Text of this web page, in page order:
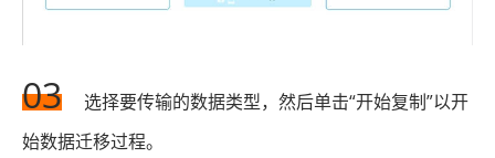
03
选择要传输的数据类型，然后单击“开始复制”以开
始数据迁移过程。